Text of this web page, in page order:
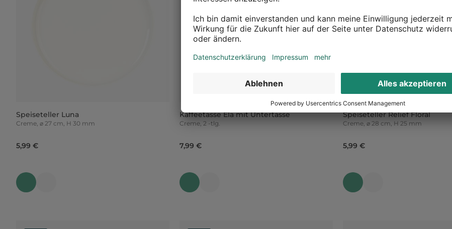
Speiseteller Luna
Creme, ⌀ 27 cm, H 30 mm
5,99 €
Kaffeetasse Ela mit Untertasse
Creme, 2 -tlg.
7,99 €
Speiseteller Relief Floral
Creme, ⌀ 28 cm, H 25 mm
5,99 €